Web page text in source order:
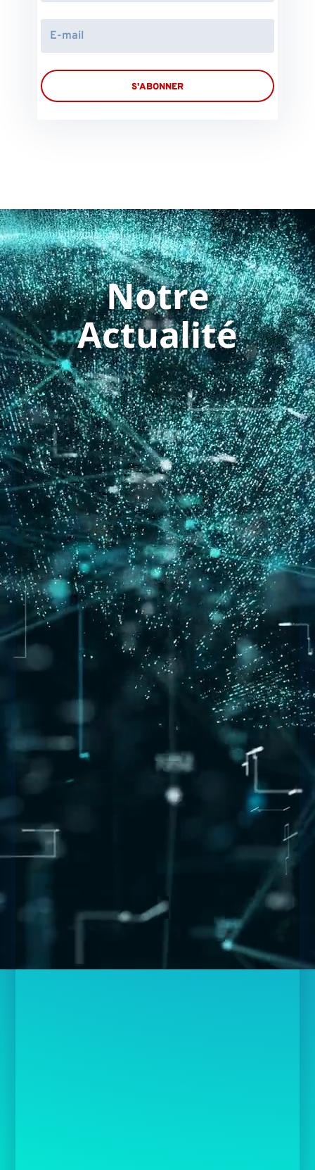
S'ABONNER
Notre
Actualité
lire plus
Développement mobile natif vs
multiplateforme
APPLICATION
En ce qui concerne le développement
d'applications mobiles, il s'agit d'une discussion
commune qui a tendance à surgir entre les
entreprises et les...
dreamwpro par
9
NOV
7 raisons pour lesquelles votre cabinet
dentaire a besoin d’une application
APPLICATION
Le développement d'applications de santé est un
domaine en plein essor. Les applications
permettent à l'industrie de la santé de s'améliorer
par
9
NOV